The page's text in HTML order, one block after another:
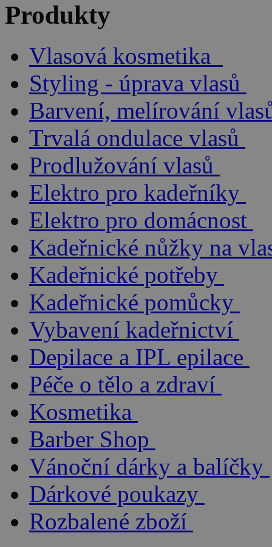
Produkty
Vlasová kosmetika
Styling - úprava vlasů
Barvení, melírování
Trvalá ondulace vlasů
Prodlužování vlasů
Elektro pro kadeřníky
Elektro pro domácnost
Kadeřnické nůžky na
Kadeřnické potřeby
Kadeřnické pomůcky
Vybavení kadeřnictví
Depilace a IPL epilace
Péče o tělo a zdraví
Kosmetika
Barber Shop
Vánoční dárky a balíčky
Dárkové poukazy
Rozbalené zboží